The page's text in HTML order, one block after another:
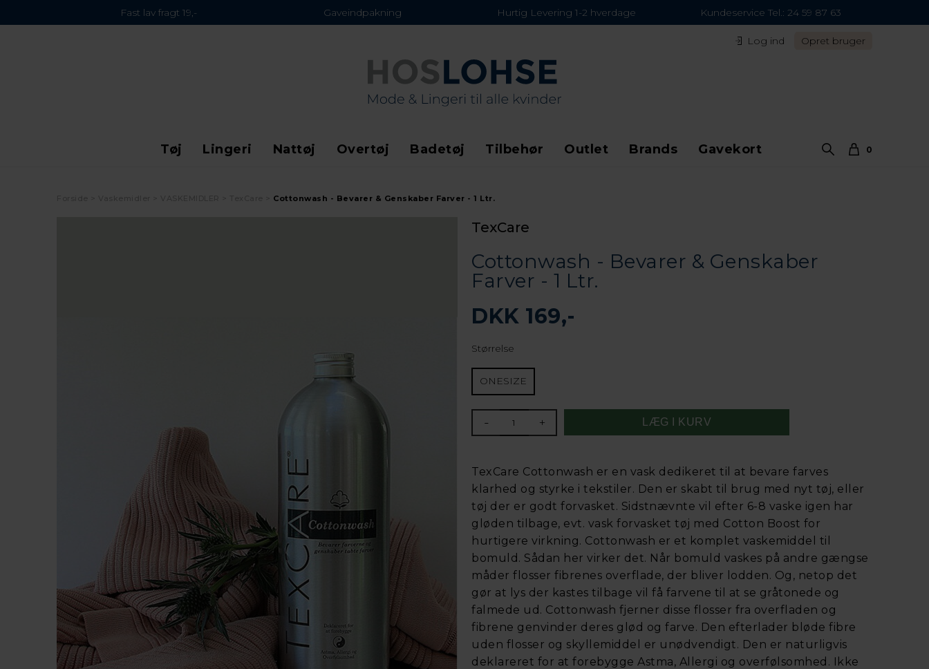
Fast lav fragt 19,- Gaveindpakning Hurtig Levering 1-2 hverdage Kundeservice Tel.: 24 59 87 63
Log ind Opret bruger
Tøj Lingeri Nattøj Overtøj Badetøj Tilbehør Outlet Brands Gavekort 0
Cottonwash - Bevarer & Genskaber Farver - 1 Ltr.
TexCare
Cottonwash - Bevarer & Genskaber
Farver - 1 Ltr.
DKK 169,-
Størrelse
ONESIZE
- +
TexCare Cottonwash er en vask dedikeret til at bevare farves
klarhed og styrke i tekstiler. Den er skabt til brug med nyt tøj, eller
tøj der er godt forvasket. Sidstnævnte vil efter 6-8 vaske igen har
gløden tilbage, evt. vask forvasket tøj med Cotton Boost for
hurtigere virkning. Cottonwash er et komplet vaskemiddel til
bomuld. Sådan her virker det. Når bomuld vaskes på andre gængse
måder flosser fibrenes overflade, der bliver lodden. Og, netop det
gør at lys der kastes tilbage vil få farvene til at se gråtonede og
falmede ud. Cottonwash fjerner disse flosser fra overfladen og
fibrene genvinder deres glød og farve. Den efterlader bløde fibre
uden flosser og skyllemiddel er unødvendigt. Den er naturligvis
deklareret for at forebygge Astma, Allergi og overfølsomhed. Ikke